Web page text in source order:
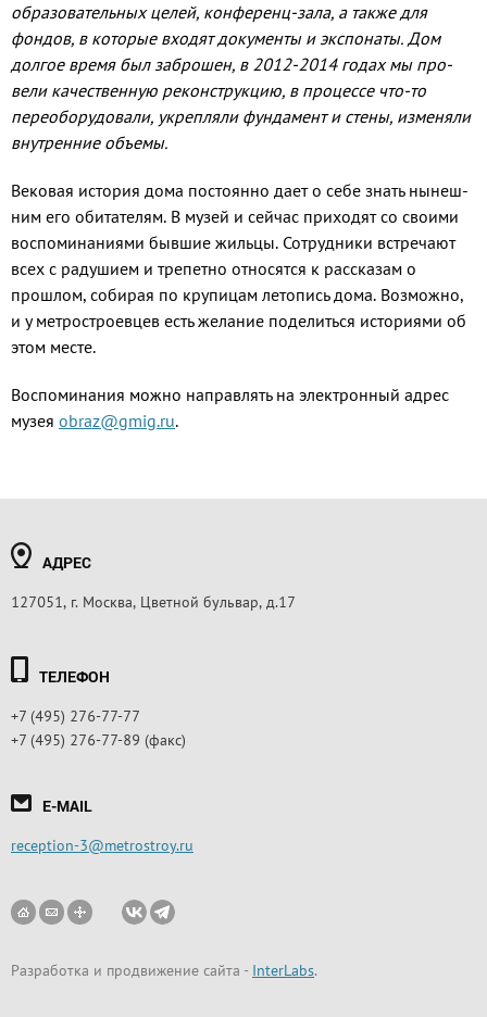
образовательных целей, конференц-зала, а также для
фондов, в которые входят документы и экс­понаты. Дом
долгое время был за­брошен, в 2012-2014 годах мы про­
вели качественную реконструкцию, в процессе что-то
переоборудовали, укрепляли фундамент и стены, из­меняли
внутренние объемы.
Вековая история дома посто­янно дает о себе знать нынеш­
ним его обитателям. В музей и сейчас приходят со своими
вос­поминаниями бывшие жильцы. Сотрудники встречают
всех с ра­душием и трепетно относятся к рассказам о
прошлом, собирая по крупицам летопись дома. Воз­можно,
и у метростроевцев есть желание поделиться историями об
этом месте.
Воспоминания можно на­правлять на электронный адрес
музея obraz@gmig.ru.
АДРЕС
127051, г. Москва, Цветной бульвар, д.17
ТЕЛЕФОН
+7 (495) 276-77-77
+7 (495) 276-77-89 (факс)
E-MAIL
reception-3@metrostroy.ru
Разработка и продвижение сайта - InterLabs.